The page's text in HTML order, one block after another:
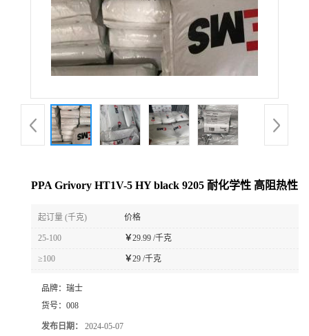
品
展
PPA Grivory HT1V-5 HY black 9205 耐化学性 高阻热性
起订量 (千克) 价格
25-100 ￥29.99 /千克
≥100 ￥29 /千克
品牌： 瑞士
货号： 008
发布日期： 2024-05-07